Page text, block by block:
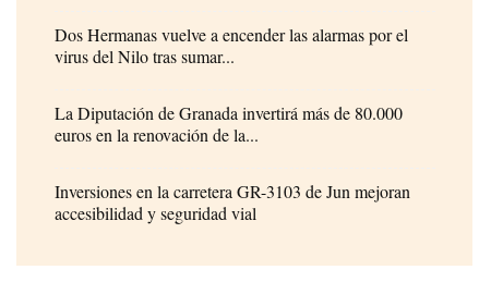
Dos Hermanas vuelve a encender las alarmas por el
virus del Nilo tras sumar...
La Diputación de Granada invertirá más de 80.000
euros en la renovación de la...
Inversiones en la carretera GR-3103 de Jun mejoran
accesibilidad y seguridad vial